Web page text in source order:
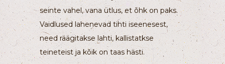
seinte vahel, vana ütlus, et õhk on paks.
Vaidlused lahenevad tihti iseenesest,
need räägitakse lahti, kallistatkse
teineteist ja kõik on taas hästi.